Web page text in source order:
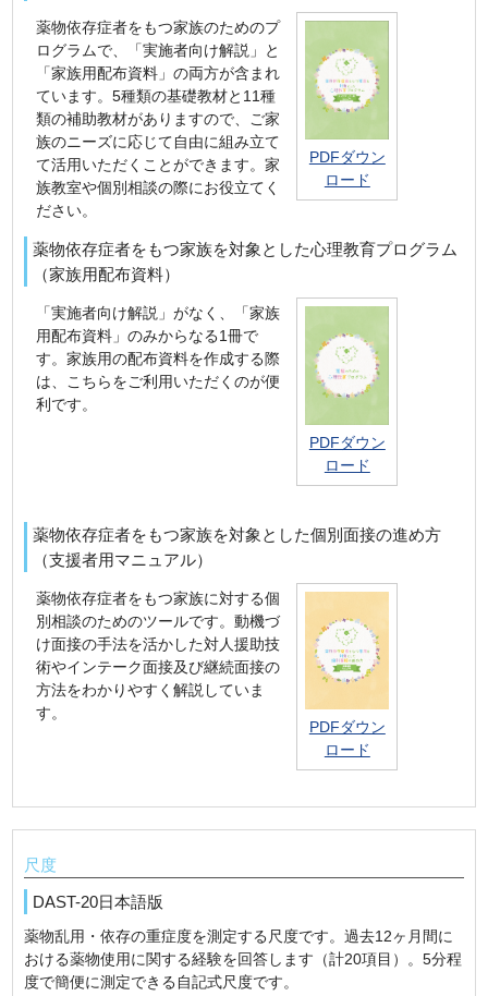
薬物依存症者をもつ家族のためのプ
ログラムで、「実施者向け解説」と
「家族用配布資料」の両方が含まれ
ています。5種類の基礎教材と11種
類の補助教材がありますので、ご家
族のニーズに応じて自由に組み立て
て活用いただくことができます。家
族教室や個別相談の際にお役立てく
ださい。
PDFダウン
ロード
薬物依存症者をもつ家族を対象とした心理教育プログラム
（家族用配布資料）
「実施者向け解説」がなく、「家族
用配布資料」のみからなる1冊で
す。家族用の配布資料を作成する際
は、こちらをご利用いただくのが便
利です。
PDFダウン
ロード
薬物依存症者をもつ家族を対象とした個別面接の進め方
（支援者用マニュアル）
薬物依存症者をもつ家族に対する個
別相談のためのツールです。動機づ
け面接の手法を活かした対人援助技
術やインテーク面接及び継続面接の
方法をわかりやすく解説していま
す。
PDFダウン
ロード
尺度
DAST-20日本語版
薬物乱用・依存の重症度を測定する尺度です。過去12ヶ月間に
おける薬物使用に関する経験を回答します（計20項目）。5分程
度で簡便に測定できる自記式尺度です。